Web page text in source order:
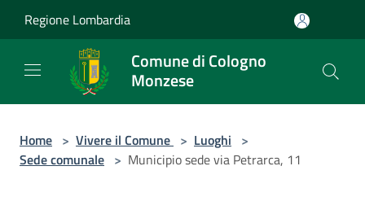
Regione Lombardia
Comune di Cologno
Monzese
Home > Vivere il Comune > Luoghi >
Sede comunale > Municipio sede via Petrarca, 11